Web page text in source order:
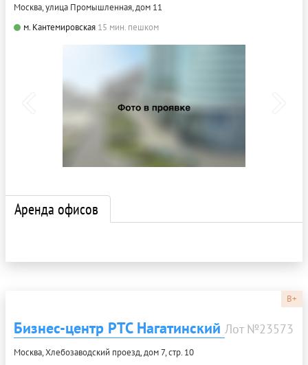
Москва, улица Промышленная, дом 11
м. Кантемировская 15 мин. пешком
Аренда офисов
B+
Бизнес-центр РТС Нагатинский Лот №23573
Москва, Хлебозаводский проезд, дом 7, стр. 10